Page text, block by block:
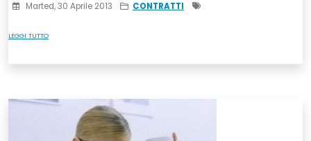
Marted, 30 Aprile 2013 CONTRATTI
LEGGI TUTTO